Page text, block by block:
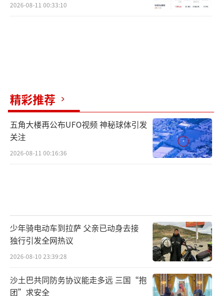
2026-08-11 00:33:10
精彩推荐
五角大楼再公布UFO视频 神秘球体引发
关注
2026-08-11 00:16:36
少年骑电动车到拉萨 父亲已动身去接
独行引发全网热议
2026-08-10 23:39:28
沙土巴共同防务协议能走多远 三国“抱
团”求安全